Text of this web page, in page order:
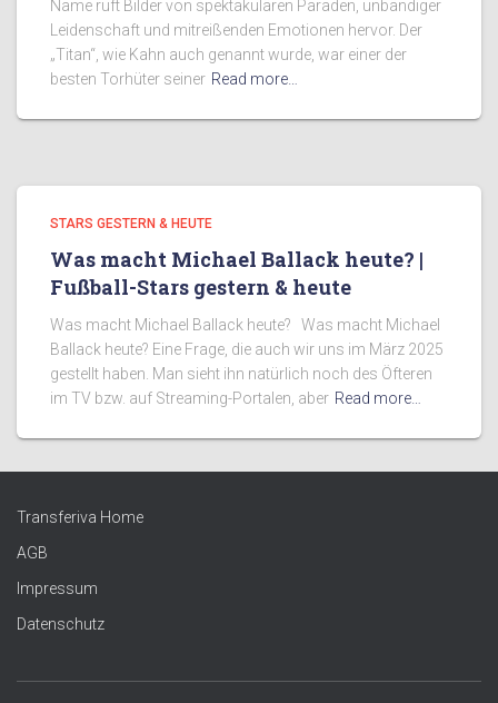
Name ruft Bilder von spektakulären Paraden, unbändiger
Leidenschaft und mitreißenden Emotionen hervor. Der
„Titan“, wie Kahn auch genannt wurde, war einer der
besten Torhüter seiner Read more…
STARS GESTERN & HEUTE
Was macht Michael Ballack heute? |
Fußball-Stars gestern & heute
Was macht Michael Ballack heute? Was macht Michael
Ballack heute? Eine Frage, die auch wir uns im März 2025
gestellt haben. Man sieht ihn natürlich noch des Öfteren
im TV bzw. auf Streaming-Portalen, aber Read more…
Transferiva Home
AGB
Impressum
Datenschutz